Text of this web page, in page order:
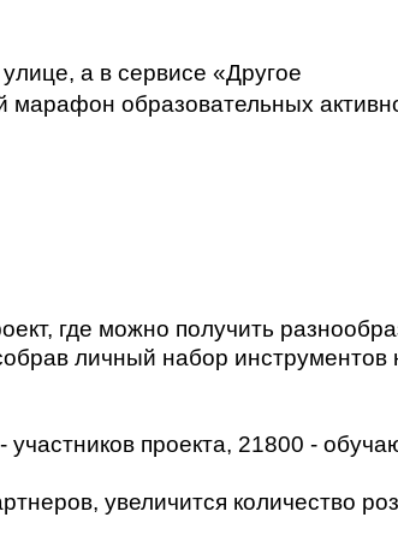
а в сервисе «Другое
марафон образовательных
где можно получить
личный набор инструментов
участников проекта, 21800 -
увеличится количество